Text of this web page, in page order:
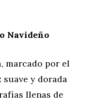
Navideño
marcado por el
y dorada
llenas de